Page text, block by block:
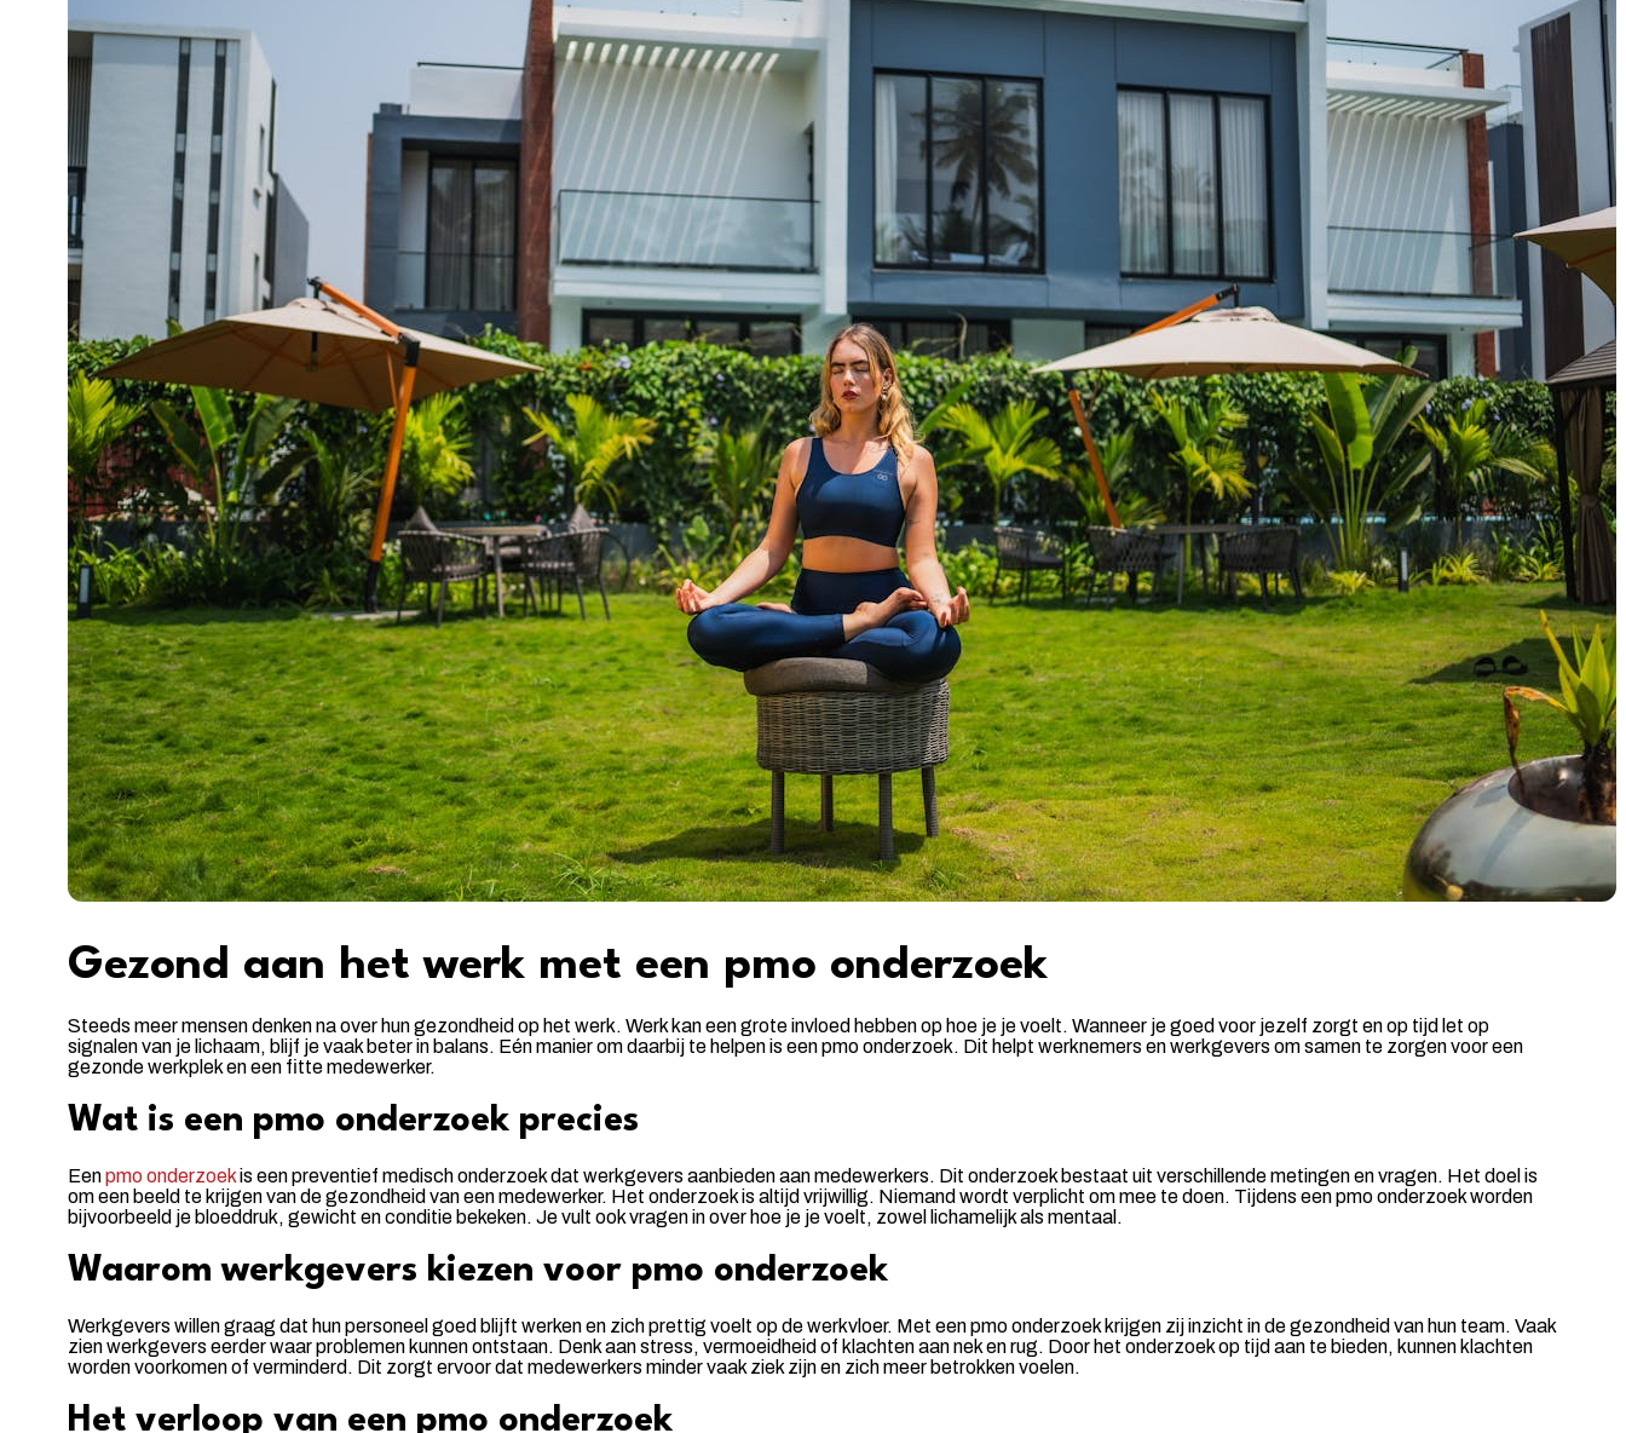
Gezond aan het werk met een pmo onderzoek
Steeds meer mensen denken na over hun gezondheid op het werk. Werk kan een grote invloed hebben op hoe je je voelt. Wanneer je goed voor jezelf zorgt en op tijd let op
signalen van je lichaam, blijf je vaak beter in balans. Eén manier om daarbij te helpen is een pmo onderzoek. Dit helpt werknemers en werkgevers om samen te zorgen voor een
gezonde werkplek en een fitte medewerker.
Wat is een pmo onderzoek precies
Eenpmo onderzoekis een preventief medisch onderzoek dat werkgevers aanbieden aan medewerkers. Dit onderzoek bestaat uit verschillende metingen en vragen. Het doel is
om een beeld te krijgen van de gezondheid van een medewerker. Het onderzoek is altijd vrijwillig. Niemand wordt verplicht om mee te doen. Tijdens een pmo onderzoek worden
bijvoorbeeld je bloeddruk, gewicht en conditie bekeken. Je vult ook vragen in over hoe je je voelt, zowel lichamelijk als mentaal.
Waarom werkgevers kiezen voor pmo onderzoek
Werkgevers willen graag dat hun personeel goed blijft werken en zich prettig voelt op de werkvloer. Met een pmo onderzoek krijgen zij inzicht in de gezondheid van hun team. Vaak
zien werkgevers eerder waar problemen kunnen ontstaan. Denk aan stress, vermoeidheid of klachten aan nek en rug. Door het onderzoek op tijd aan te bieden, kunnen klachten
worden voorkomen of verminderd. Dit zorgt ervoor dat medewerkers minder vaak ziek zijn en zich meer betrokken voelen.
Het verloop van een pmo onderzoek